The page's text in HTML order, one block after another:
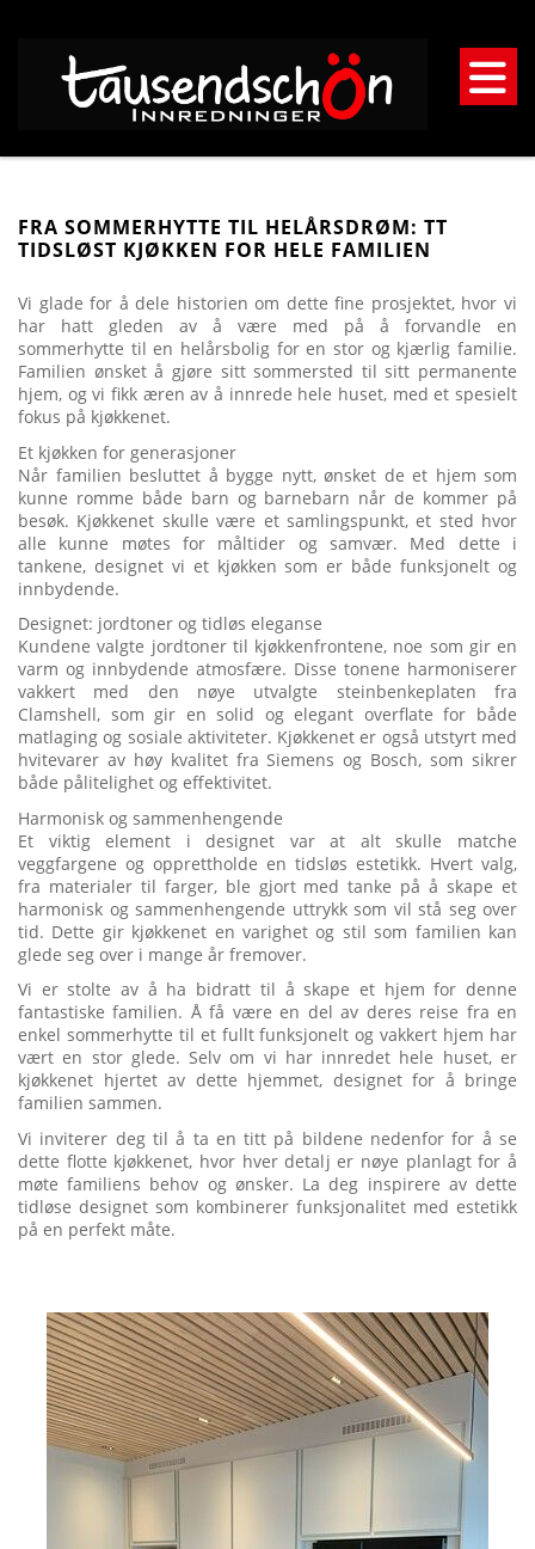
FRA SOMMERHYTTE TIL HELÅRSDRØM: TT
TIDSLØST KJØKKEN FOR HELE FAMILIEN
Vi glade for å dele historien om dette fine prosjektet, hvor vi
har hatt gleden av å være med på å forvandle en
sommerhytte til en helårsbolig for en stor og kjærlig familie.
Familien ønsket å gjøre sitt sommersted til sitt permanente
hjem, og vi fikk æren av å innrede hele huset, med et spesielt
fokus på kjøkkenet.
Et kjøkken for generasjoner
Når familien besluttet å bygge nytt, ønsket de et hjem som
kunne romme både barn og barnebarn når de kommer på
besøk. Kjøkkenet skulle være et samlingspunkt, et sted hvor
alle kunne møtes for måltider og samvær. Med dette i
tankene, designet vi et kjøkken som er både funksjonelt og
innbydende.
Designet: jordtoner og tidløs eleganse
Kundene valgte jordtoner til kjøkkenfrontene, noe som gir en
varm og innbydende atmosfære. Disse tonene harmoniserer
vakkert med den nøye utvalgte steinbenkeplaten fra
Clamshell, som gir en solid og elegant overflate for både
matlaging og sosiale aktiviteter. Kjøkkenet er også utstyrt med
hvitevarer av høy kvalitet fra Siemens og Bosch, som sikrer
både pålitelighet og effektivitet.
Harmonisk og sammenhengende
Et viktig element i designet var at alt skulle matche
veggfargene og opprettholde en tidsløs estetikk. Hvert valg,
fra materialer til farger, ble gjort med tanke på å skape et
harmonisk og sammenhengende uttrykk som vil stå seg over
tid. Dette gir kjøkkenet en varighet og stil som familien kan
glede seg over i mange år fremover.
Vi er stolte av å ha bidratt til å skape et hjem for denne
fantastiske familien. Å få være en del av deres reise fra en
enkel sommerhytte til et fullt funksjonelt og vakkert hjem har
vært en stor glede. Selv om vi har innredet hele huset, er
kjøkkenet hjertet av dette hjemmet, designet for å bringe
familien sammen.
Vi inviterer deg til å ta en titt på bildene nedenfor for å se
dette flotte kjøkkenet, hvor hver detalj er nøye planlagt for å
møte familiens behov og ønsker. La deg inspirere av dette
tidløse designet som kombinerer funksjonalitet med estetikk
på en perfekt måte.